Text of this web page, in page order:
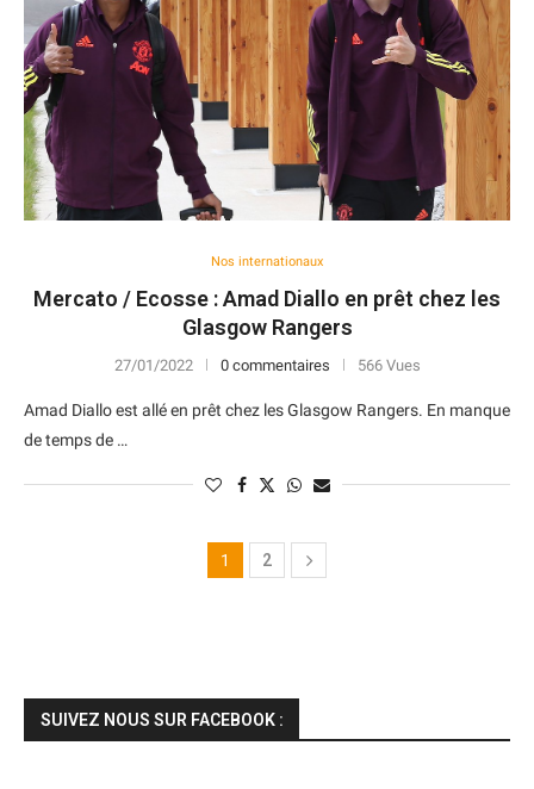
Nos internationaux
Mercato / Ecosse : Amad Diallo en prêt chez les
Glasgow Rangers
27/01/2022 0 commentaires 566 Vues
Amad Diallo est allé en prêt chez les Glasgow Rangers. En manque
de temps de …
1 2
SUIVEZ NOUS SUR FACEBOOK :